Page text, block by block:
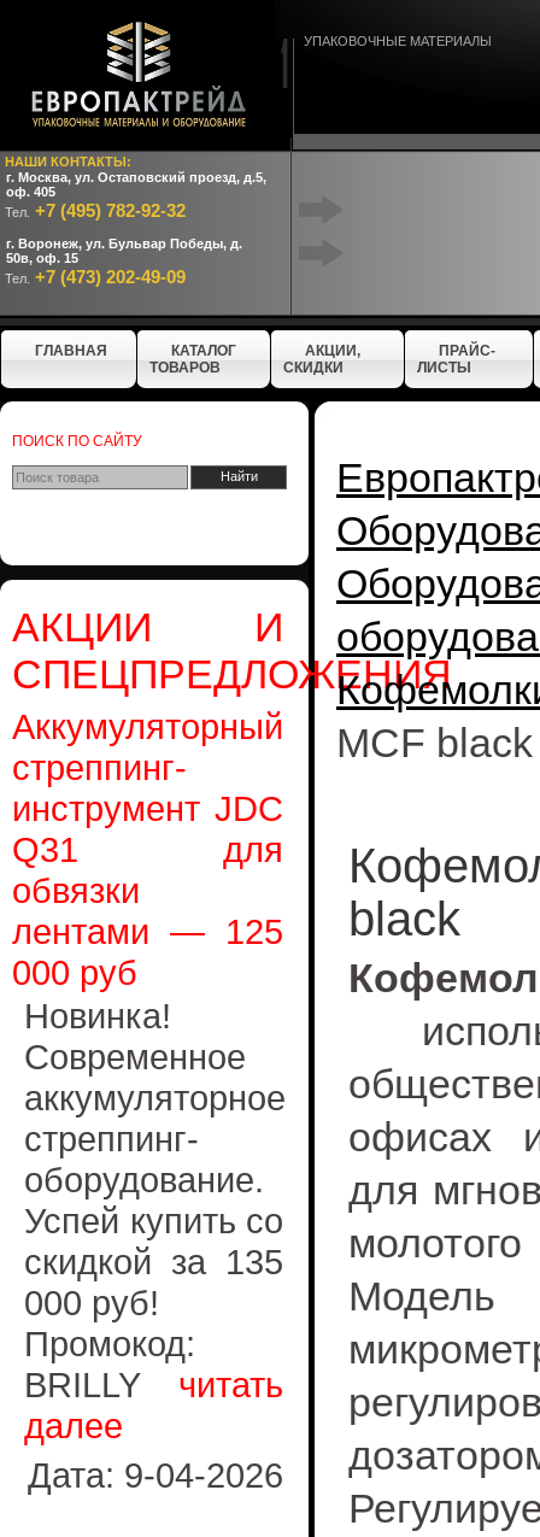
НАШИ КОНТАКТЫ:
г. Москва, ул. Остаповский проезд, д.5,
оф. 405
Тел. +7 (495) 782-92-32
г. Воронеж, ул. Бульвар Победы, д.
50в, оф. 15
Тел. +7 (473) 202-49-09
УПАКОВОЧНЫЕ МАТЕРИАЛЫ
ГЛАВНАЯ
КАТАЛОГ
ТОВАРОВ
АКЦИИ,
СКИДКИ
ПРАЙС-
ЛИСТЫ
ПОИСК ПО САЙТУ
АКЦИИ И
СПЕЦПРЕДЛОЖЕНИЯ
Аккумуляторный
стреппинг-
инструмент JDC
Q31 для
обвязки
лентами — 125
000 руб
Новинка!
Современное
аккумуляторное
стреппинг-
оборудование.
Успей купить со
скидкой за 135
000 руб!
Промокод:
BRILLY читать
далее
Дата: 9-04-2026
MCF black
black
офисах
для